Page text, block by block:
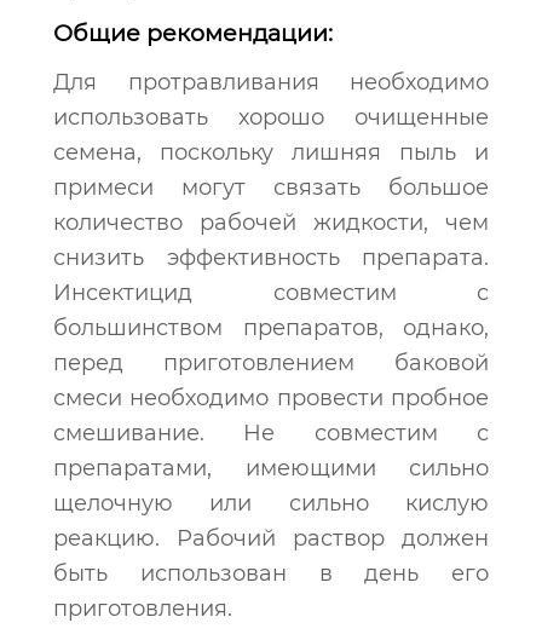
Общие рекомендации:
Для протравливания необходимо
использовать хорошо очищенные
семена, поскольку лишняя пыль и
примеси могут связать большое
количество рабочей жидкости, чем
снизить эффективность препарата.
Инсектицид совместим с
большинством препаратов, однако,
перед приготовлением баковой
смеси необходимо провести пробное
смешивание. Не совместим с
препаратами, имеющими сильно
щелочную или сильно кислую
реакцию. Рабочий раствор должен
быть использован в день его
приготовления.